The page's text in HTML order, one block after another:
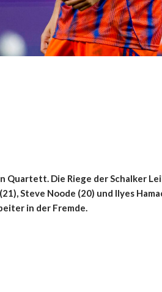
Quartett. Die Riege der Schalker
Steve Noode (20) und Ilyes
in der Fremde.